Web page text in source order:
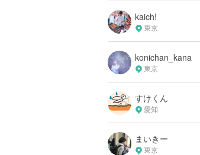
kaich!
東京
konichan_kana
東京
すけくん
愛知
まいきー
東京